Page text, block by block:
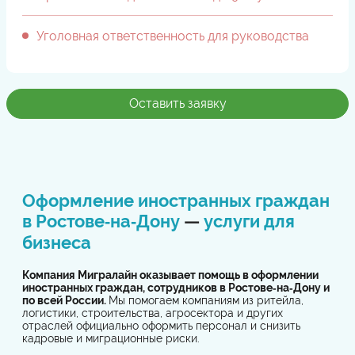
Уголовная ответственность для руководства
Оставить заявку
Оформление иностранных граждан
в Ростове‑на‑Дону —услуги для
бизнеса
Компания Мигралайн оказывает помощь в оформлении
иностранных граждан, сотрудников в Ростове‑на‑Дону и
по всей России. Мы помогаем компаниям из ритейла,
логистики, строительства, агросектора и других
отраслей официально оформить персонал и снизить
кадровые и миграционные риски.